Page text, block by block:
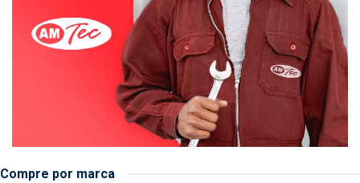
Compre por marca